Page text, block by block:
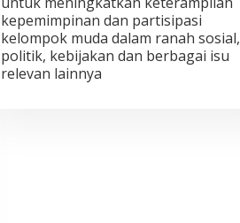
kepemimpinan dan partisipasi
kelompok muda dalam ranah sosial,
politik, kebijakan dan berbagai isu
relevan lainnya